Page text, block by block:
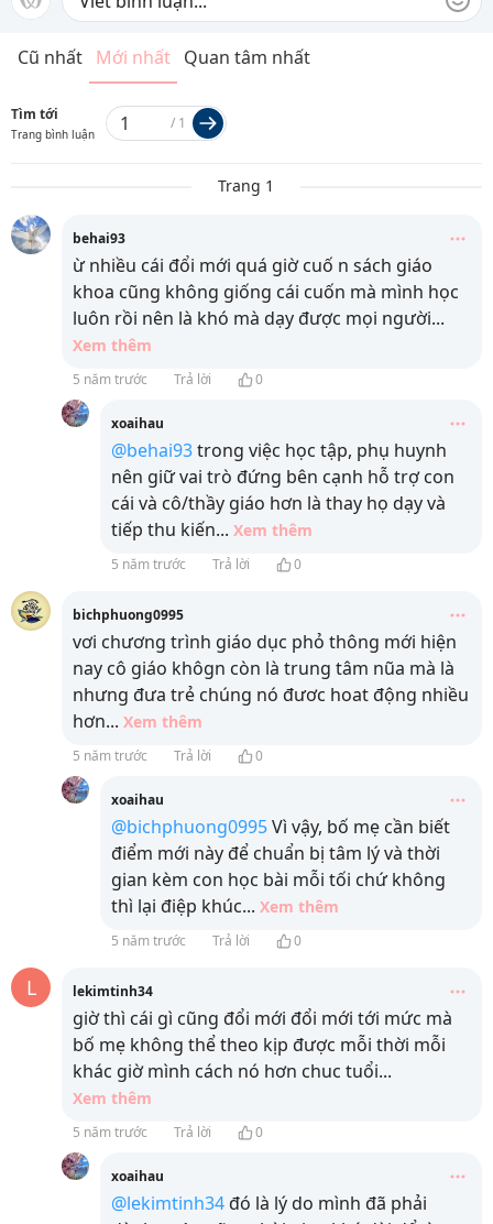
Cũ nhất Mới nhất Quan tâm nhất
Tìm tới
Trang bình luận
/ 1
Trang 1
behai93
ừ nhiều cái đổi mới quá giờ cuố n sách giáo
khoa cũng không giống cái cuốn mà mình học
luôn rồi nên là khó mà dạy được mọi người...
Xem thêm
5 năm trước Trả lời 0
xoaihau
@behai93trong việc học tập, phụ huynh
nên giữ vai trò đứng bên cạnh hỗ trợ con
cái và cô/thầy giáo hơn là thay họ dạy và
tiếp thu kiến... Xem thêm
5 năm trước Trả lời 0
bichphuong0995
vơi chương trình giáo dục phỏ thông mới hiện
nay cô giáo khôgn còn là trung tâm nũa mà là
nhưng đưa trẻ chúng nó đươc hoat động nhiều
hơn... Xem thêm
5 năm trước Trả lời 0
xoaihau
@bichphuong0995Vì vậy, bố mẹ cần biết
điểm mới này để chuẩn bị tâm lý và thời
gian kèm con học bài mỗi tối chứ không
thì lại điệp khúc... Xem thêm
5 năm trước Trả lời 0
L lekimtinh34
giờ thì cái gì cũng đổi mới đổi mới tới mức mà
bố mẹ không thể theo kịp được mỗi thời mỗi
khác giờ mình cách nó hơn chuc tuổi...
Xem thêm
5 năm trước Trả lời 0
xoaihau
@lekimtinh34đó là lý do mình đã phải